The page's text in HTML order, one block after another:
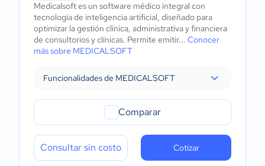
Medicalsoft es un software médico integral con
tecnología de inteligencia artificial, diseñado para
optimizar la gestión clínica, administrativa y financiera
de consultorios y clínicas. Permite emitir... Conocer
más sobre MEDICALSOFT
Funcionalidades de MEDICALSOFT
Comparar
Consultar sin costo Cotizar